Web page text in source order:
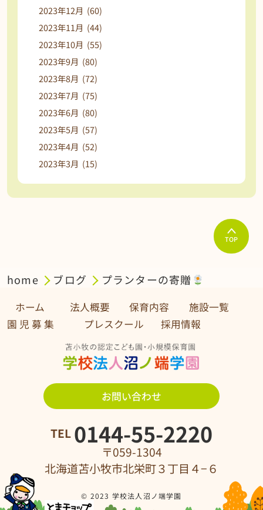
2023年12月 (60)
2023年11月 (44)
2023年10月 (55)
2023年9月 (80)
2023年8月 (72)
2023年7月 (75)
2023年6月 (80)
2023年5月 (57)
2023年4月 (52)
2023年3月 (15)
TOP
home ブログ プランターの寄贈
ホーム 法人概要 保育内容
施設一覧
園 児 募 集 プレスクール
採用情報
お問い合わせ
TEL 0144-55-2220
〒059-1304
北海道苫小牧市北栄町３丁目４−６
© 2023 学校法人沼ノ端学園